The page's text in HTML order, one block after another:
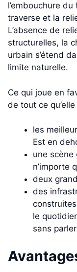
l’embouchure
traverse et la
L’absence de
structurelles, la
urbain s’étend
limite naturelle.
Ce qui joue en
de tout ce
les
Est en
une scène
n’importe
deux
des
le
sans